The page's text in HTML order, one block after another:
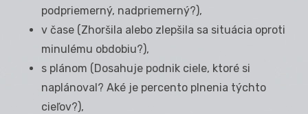
podpriemerný, nadpriemerný?),
v čase (Zhoršila alebo zlepšila sa situácia oproti
minulému obdobiu?),
s plánom (Dosahuje podnik ciele, ktoré si
naplánoval? Aké je percento plnenia týchto
cieľov?),